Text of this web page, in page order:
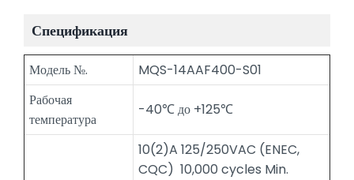
Спецификация
Модель №.
MQS-14AAF400-S01
Рабочая
температура
-40℃ до +125℃
10(2)A 125/250VAC (ENEC,
CQC) 10,000 cycles Min.